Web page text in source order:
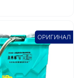
ОРИГИНАЛ